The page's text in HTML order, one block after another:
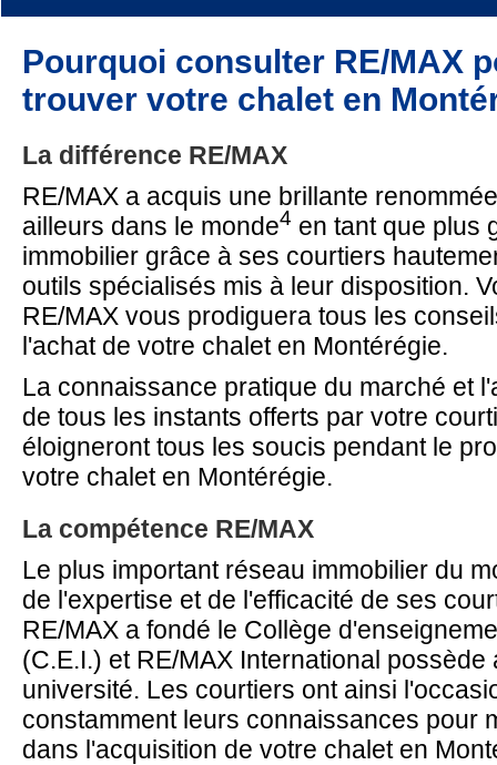
Pourquoi consulter RE/MAX
trouver votre chalet en
La différence RE/MAX
RE/MAX a acquis une brillante
ailleurs dans le monde4 en tant que plus
immobilier grâce à ses courtiers
outils spécialisés mis à leur disposition.
RE/MAX vous prodiguera tous les
l'achat de votre chalet en Montérégie.
La connaissance pratique du marché et
de tous les instants offerts par votre
éloigneront tous les soucis pendant le
votre chalet en Montérégie.
La compétence RE/MAX
Le plus important réseau immobilier du
de l'expertise et de l'efficacité de ses
RE/MAX a fondé le Collège
(C.E.I.) et RE/MAX International
université. Les courtiers ont ainsi
constamment leurs connaissances pour
dans l'acquisition de votre chalet en